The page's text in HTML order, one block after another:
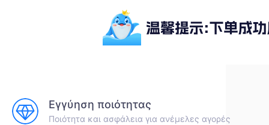
Εγγύηση ποιότητας
Ποιότητα και ασφάλεια για ανέμελες αγορές